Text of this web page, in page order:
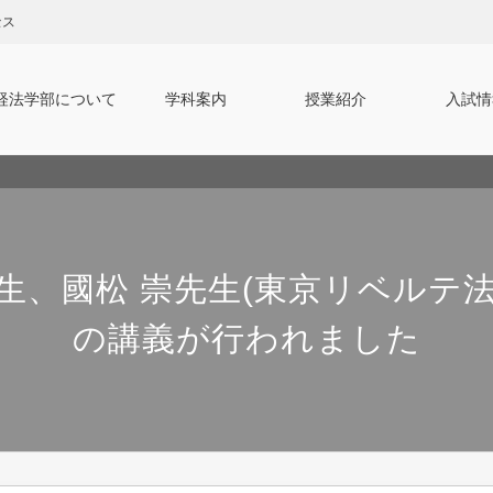
法学部について
学部長挨拶 ティプロマポリシー 沿革 国際交流
学科案内 授業紹介 入試
選抜 学校推薦型選抜 第2年次編入試 私費外国人留
応用経済学科 教員 総合法律学科 教員
お問い合わせ 証明書等の交付について よくあるご質問
、國松 崇先生(東京リベルテ
の講義が行われました